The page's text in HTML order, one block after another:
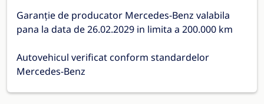
Garanție de producator Mercedes-Benz valabila
pana la data de 26.02.2029 in limita a 200.000 km
Autovehicul verificat conform standardelor
Mercedes-Benz